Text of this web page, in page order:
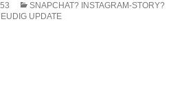
SNAPCHAT? INSTAGRAM-STORY?
UPDATE